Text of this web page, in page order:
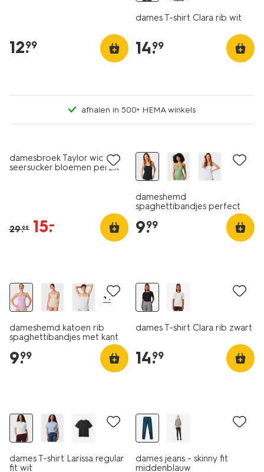
12.
99
dames T-shirt Clara rib wit
14.
99
afhalen in 500+ HEMA winkels
damesbroek Taylor wide fit
seersucker bloemen perzik
29.99 15.
–
dameshemd
spaghettibandjes perfect
9.
99
+1
dameshemd katoen rib
spaghettibandjes met kant
9.
99
dames T-shirt Clara rib zwart
14.
99
dames T-shirt Larissa regular
fit wit
dames jeans - skinny fit
middenblauw